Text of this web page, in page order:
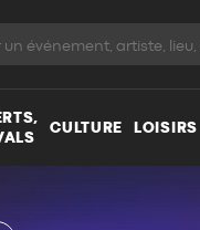
CULTURE LOISIRS